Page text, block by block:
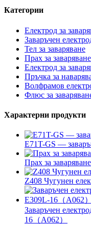
Категории
Електрод за
Заваръчен
Тел за заваряване
Прах за заваряване
Електрод за
Пръчка за
Волфрамов
Флюс за
Характерни продукти
E71T-GS —
Прах за
Z408 Чугунен
Заваръчен
16（A062）